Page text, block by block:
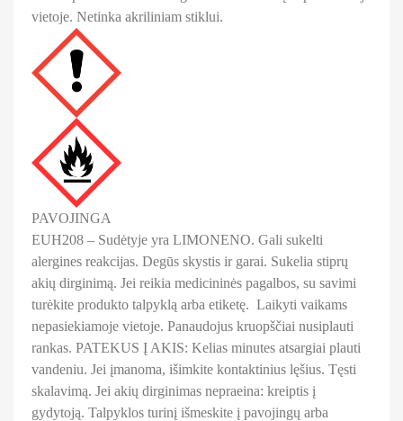
vietoje. Netinka akriliniam stiklui.
PAVOJINGA
EUH208 – Sudėtyje yra LIMONENO. Gali sukelti
alergines reakcijas. Degūs skystis ir garai. Sukelia stiprų
akių dirginimą. Jei reikia medicininės pagalbos, su savimi
turėkite produkto talpyklą arba etiketę. Laikyti vaikams
nepasiekiamoje vietoje. Panaudojus kruopščiai nusiplauti
rankas. PATEKUS Į AKIS: Kelias minutes atsargiai plauti
vandeniu. Jei įmanoma, išimkite kontaktinius lęšius. Tęsti
skalavimą. Jei akių dirginimas nepraeina: kreiptis į
gydytoją. Talpyklos turinį išmeskite į pavojingų arba